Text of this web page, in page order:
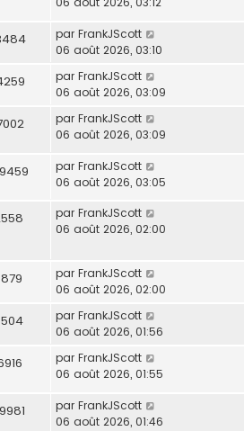
par FrankJScott
06 août 2026, 03:10
par FrankJScott
06 août 2026, 03:09
par FrankJScott
06 août 2026, 03:09
par FrankJScott
06 août 2026, 03:05
par FrankJScott
06 août 2026, 02:00
par FrankJScott
06 août 2026, 02:00
par FrankJScott
06 août 2026, 01:56
par FrankJScott
06 août 2026, 01:55
par FrankJScott
06 août 2026, 01:46